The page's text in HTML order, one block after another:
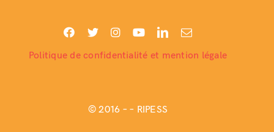
Politique de confidentialité et mention légale
© 2016 –– RIPESS